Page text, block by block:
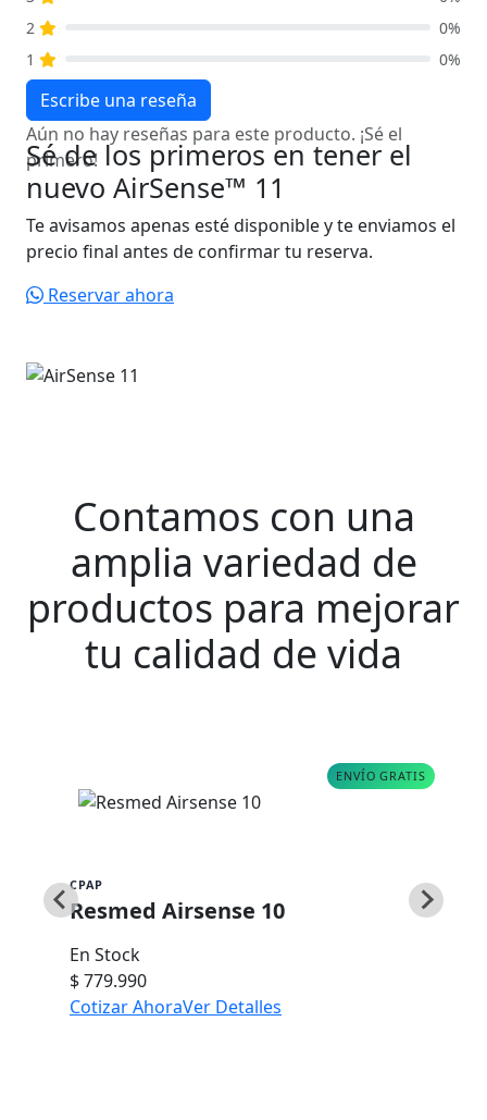
2
0%
1
0%
Escribe una reseña
Aún no hay reseñas para este producto. ¡Sé el
primero!
Sé de los primeros en tener el
nuevo AirSense™ 11
Te avisamos apenas esté disponible y te enviamos el
precio final antes de confirmar tu reserva.
Reservar ahora
Contamos con una
amplia variedad de
productos para mejorar
tu calidad de vida
ENVÍO GRATIS
CPAP
Resmed Airsense 10
En Stock
$ 779.990
Cotizar AhoraVer Detalles